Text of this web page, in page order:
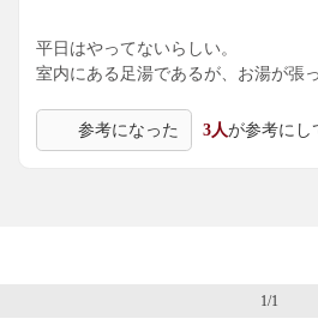
平日はやってないらしい。
室内にある足湯であるが、お湯が張
参考になった 3人が参考にし
1/1